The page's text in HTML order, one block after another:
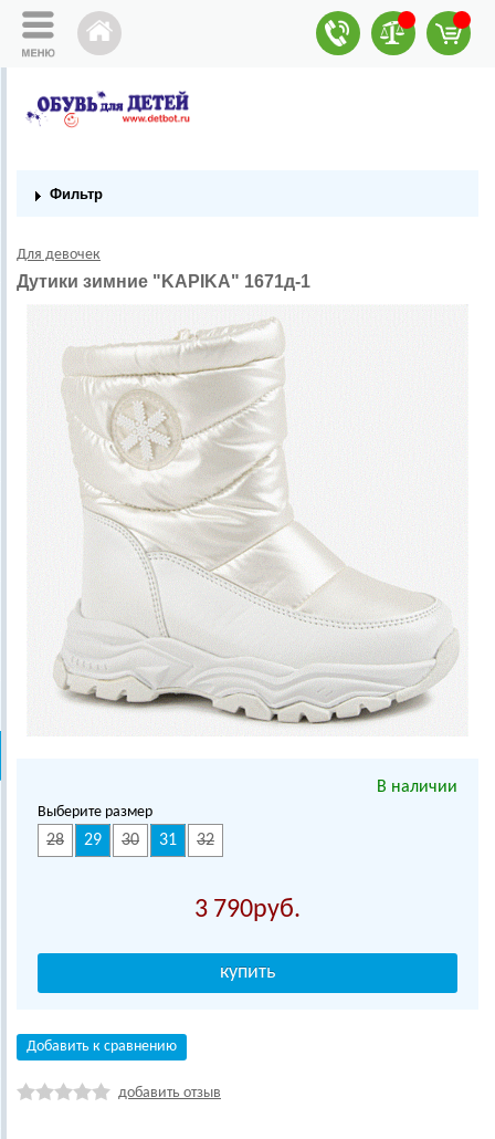
Фильтр
Для девочек
Дутики зимние "KAPIKA" 1671д-1
В наличии
Выберите размер
28 29 30 31 32
3 790
Добавить к сравнению
добавить отзыв